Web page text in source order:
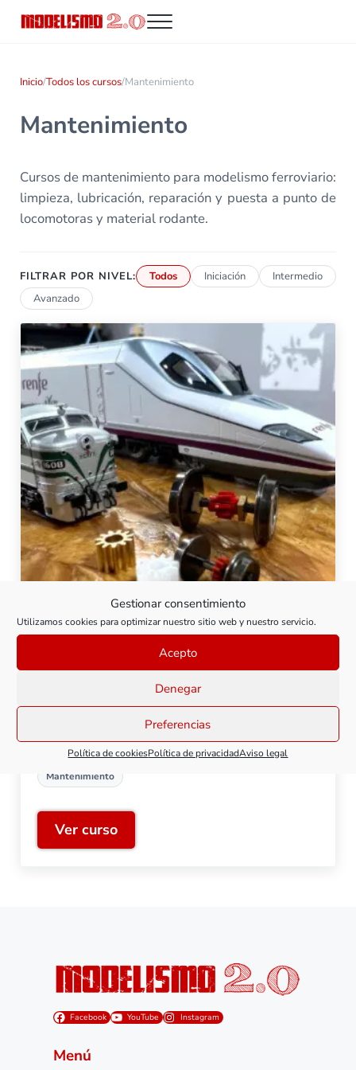
Gestionar consentimiento
Utilizamos cookies para optimizar nuestro sitio web y nuestro servicio.
Acepto
Denegar
Preferencias
Política de cookiesPolítica de privacidadAviso legal
Menu
Inicio/Todos los cursos/Mantenimiento
Mantenimiento
Cursos de mantenimiento para modelismo ferroviario:
limpieza, lubricación, reparación y puesta a punto de
locomotoras y material rodante.
FILTRAR POR NIVEL: Todos Iniciación
Intermedio
Avanzado
Engranajes en modelismo ferroviario
En este curso vamos a hablar de los engranajes,
especialmente los aspectos relacionados con su
aplicación en el modelismo ferroviario. Teoría de los
engranajes, mantenimiento y averías.
Mantenimiento
Ver cursoEngranajes en modelismo ferroviario
Facebook YouTube Instagram
Menú